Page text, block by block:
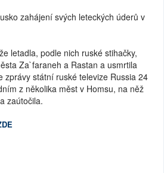
zahájení svých leteckých úderů v
letadla, podle nich ruské stihačky,
Za`faraneh a Rastan a usmrtila
zprávy státní ruské televize Russia 24
z několika měst v Homsu, na něž
zaútočila.